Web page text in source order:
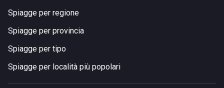
Spiagge per regione
Spiagge per provincia
Spiagge per tipo
Spiagge per località più popolari